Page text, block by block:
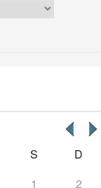
S
D
1 2